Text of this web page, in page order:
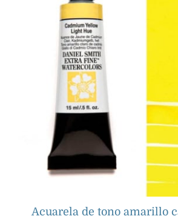
Acuarela de tono amarillo